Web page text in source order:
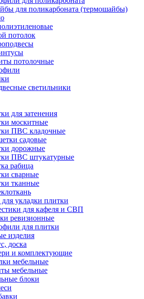
для поликарбоната (термошайбы)
потолок
потолочные
светильники
для затенения
москитные
ПВС кладочные
садовые
дорожные
ПВС штукатурные
рабица
сварные
тканные
для укладки плитки
для кафеля и СВП
ревизионные
для плитки
изделия
доска
и комплектующие
мебельные
мебельные
блоки